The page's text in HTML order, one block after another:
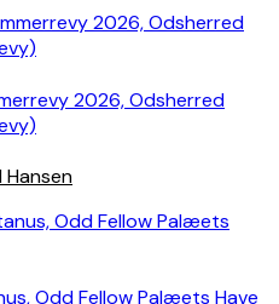
2026, Odsherred
Hansen
Odd Fellow Palæets Have